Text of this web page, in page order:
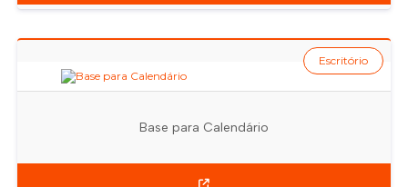
Base para Calendário
Escritório